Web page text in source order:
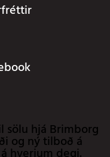
hjá Brimborg
og ný tilboð á